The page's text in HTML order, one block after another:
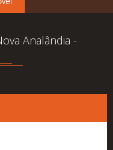
Analândia -